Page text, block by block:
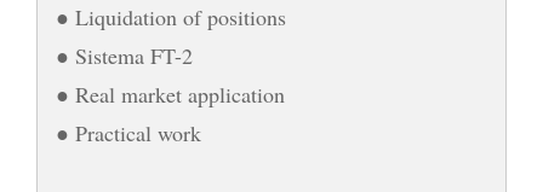
● Liquidation of positions
● Sistema FT-2
● Real market application
● Practical work